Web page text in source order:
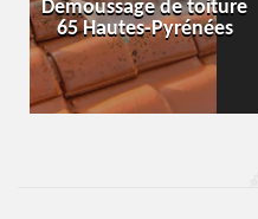
Demoussage de toiture
65 Hautes-Pyrénées